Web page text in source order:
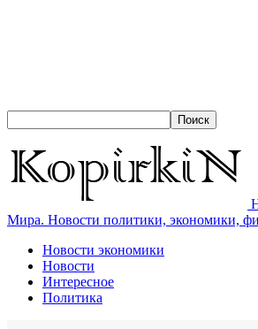
Мира. Новости политики, экономики,
Новости экономики
Новости
Интересное
Политика